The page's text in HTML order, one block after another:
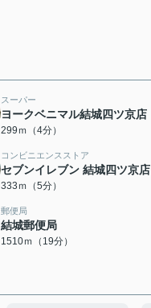
スーパー
ヨークベニマル結城四ツ京店
299ｍ（4分）
コンビニエンスストア
セブンイレブン 結城四ツ京店
333ｍ（5分）
郵便局
結城郵便局
1510ｍ（19分）